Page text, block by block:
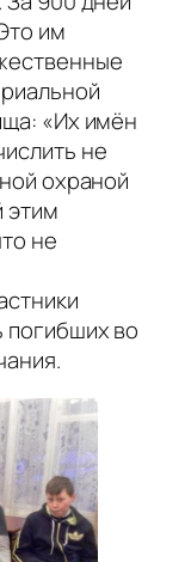
им
«Их имён
не
охраной
этим
не
погибших во